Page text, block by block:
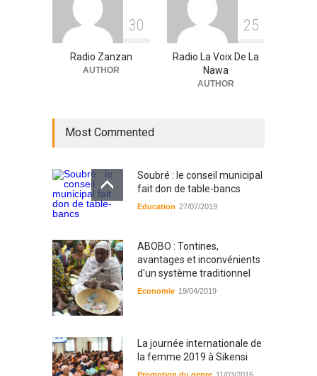
30
Radio Zanzan
AUTHOR
25
Radio La Voix De La
Nawa
AUTHOR
Most Commented
Soubré : le conseil municipal
fait don de table-bancs
Education 27/07/2019
ABOBO : Tontines,
avantages et inconvénients
d'un système traditionnel
Economie 19/04/2019
La journée internationale de
la femme 2019 à Sikensi